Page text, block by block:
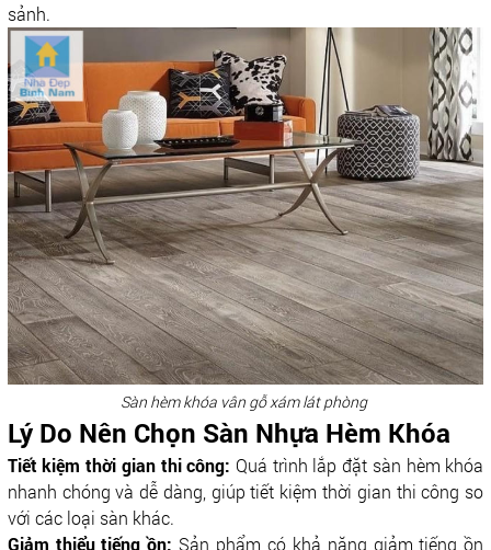
sảnh.
Sàn hèm khóa vân gỗ xám lát phòng
Lý Do Nên Chọn Sàn Nhựa Hèm Khóa
Tiết kiệm thời gian thi công: Quá trình lắp đặt sàn hèm khóa
nhanh chóng và dễ dàng, giúp tiết kiệm thời gian thi công so
với các loại sàn khác.
Giảm thiểu tiếng ồn: Sản phẩm có khả năng giảm tiếng ồn